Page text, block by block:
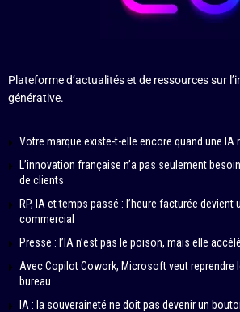
Plateforme d’actualités et de ressources sur
générative.
Votre marque existe-t-elle encore quand une IA
L’innovation française n’a pas seulement
de clients
RP, IA et temps passé : l’heure facturée devient
commercial
Presse : l’IA n’est pas le poison, mais elle
Avec Copilot Cowork, Microsoft veut reprendre
bureau
IA : la souveraineté ne doit pas devenir un